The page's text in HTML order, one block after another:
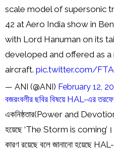
scale model of supersonic
42 at Aero India show in
with Lord Hanuman on its
developed and offered as
aircraft. pic.twitter.com/
— ANI (@ANI) February 12,
বজরংবলীর ছবির বিষয়ে HAL-এর তরফে
একনিষ্ঠতার(Power and Devotion)
হয়েছে ‘The Storm is coming’।
কারণ রয়েছে বলে জানানো হয়েছে